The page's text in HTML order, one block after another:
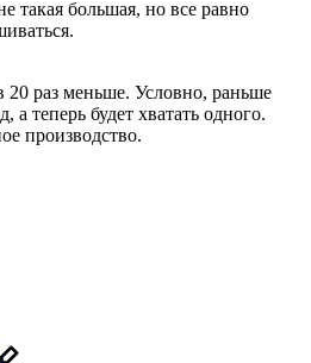
такая большая, но все равно
20 раз меньше. Условно, раньше
а теперь будет хватать одного.
производство.